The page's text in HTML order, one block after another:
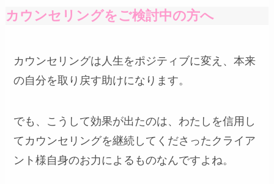
カウンセリングをご検討中の方へ
カウンセリングは人生をポジティブに変え、本来
の自分を取り戻す助けになります。
でも、こうして効果が出たのは、わたしを信用し
てカウンセリングを継続してくださったクライア
ント様自身のお力によるものなんですよね。